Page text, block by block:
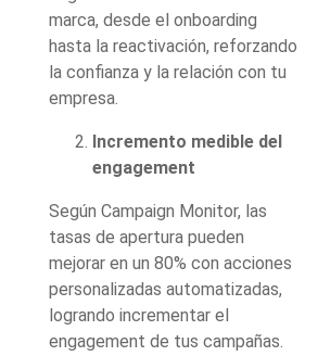
marca, desde el onboarding
hasta la reactivación, reforzando
la confianza y la relación con tu
empresa.
Incremento medible del
engagement
Según Campaign Monitor, las
tasas de apertura pueden
mejorar en un 80% con acciones
personalizadas automatizadas,
logrando incrementar el
engagement de tus campañas.